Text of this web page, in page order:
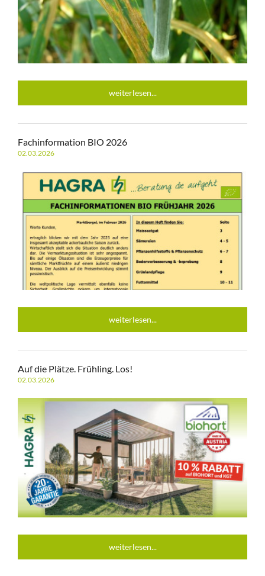
weiterlesen...
Fachinformation BIO 2026
02.03.2026
weiterlesen...
Auf die Plätze. Frühling. Los!
02.03.2026
weiterlesen...